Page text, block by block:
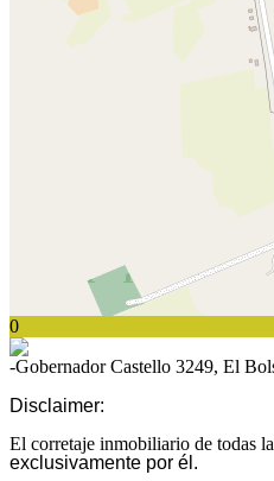
0
-Gobernador Castello 3249, El
Disclaimer:
El corretaje inmobiliario de todas
exclusivamente por él.